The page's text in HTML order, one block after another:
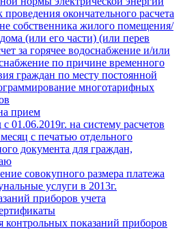
окончательного расчета
собственника жилого помещения/
(или его части) (или перев
за горячее водоснабжение и/или
по причине временного
граждан по месту постоянной
многотарифных
прием
01.06.2019г. на систему расчетов
с печатью отдельного
документа для граждан,
совокупного размера платежа
услуги в 2013г.
приборов учета
контрольных показаний приборов